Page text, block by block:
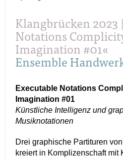
Klangbrücken 2023
Notations
Imagination #01«
Ensemble
Executable Notations
Imagination #01
Künstliche Intelligenz und
Musiknotationen
Drei graphische Partituren
kreiert in Komplizenschaft mit